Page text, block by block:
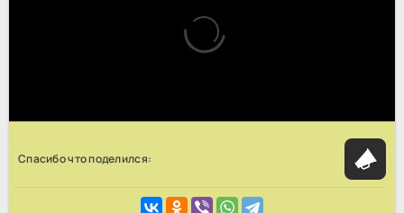
Спасибо что поделился: